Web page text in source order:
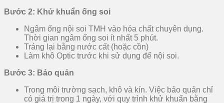
Bước 2: Khử khuẩn ống soi
Ngâm ống nội soi TMH vào hóa chất chuyên dụng.
Thời gian ngâm ống soi ít nhất 5 phút.
Tráng lại bằng nước cất (hoặc cồn)
Làm khô Optic trước khi sử dụng để nội soi.
Bước 3: Bảo quản
Trong môi trường sạch, khô và kín. Việc bảo quản chỉ
có giá trị trong 1 ngày, với quy trình khử khuẩn bằng